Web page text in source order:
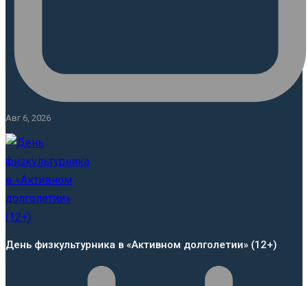
Авг 6, 2026
День физкультурника в «Активном долголетии» (12+)